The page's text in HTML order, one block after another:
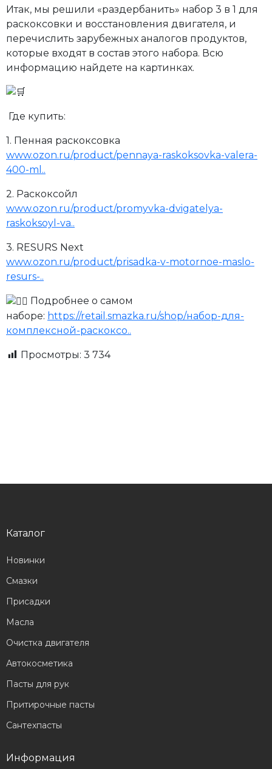
Итак, мы решили «раздербанить» набор 3 в 1 для
раскоксовки и восстановления двигателя, и
перечислить зарубежных аналогов продуктов,
которые входят в состав этого набора. Всю
информацию найдете на картинках.
Где купить:
1. Пенная раскоксовка
www.ozon.ru/product/pennaya-raskoksovka-valera-
400-ml..
2. Раскоксойл
www.ozon.ru/product/promyvka-dvigatelya-
raskoksoyl-va..
3. RESURS Next
www.ozon.ru/product/prisadka-v-motornoe-maslo-
resurs-..
Подробнее о самом
наборе: https://retail.smazka.ru/shop/набор-для-
комплексной-раскоксо..
Просмотры: 3 734
Каталог
Новинки
Смазки
Присадки
Масла
Очистка двигателя
Автокосметика
Пасты для рук
Притирочные пасты
Сантехпасты
Информация